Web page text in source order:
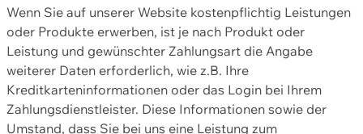
Wenn Sie auf unserer Website kostenpflichtig Leistungen
oder Produkte erwerben, ist je nach Produkt oder
Leistung und gewünschter Zahlungsart die Angabe
weiterer Daten erforderlich, wie z.B. Ihre
Kreditkarteninformationen oder das Login bei Ihrem
Zahlungsdienstleister. Diese Informationen sowie der
Umstand, dass Sie bei uns eine Leistung zum